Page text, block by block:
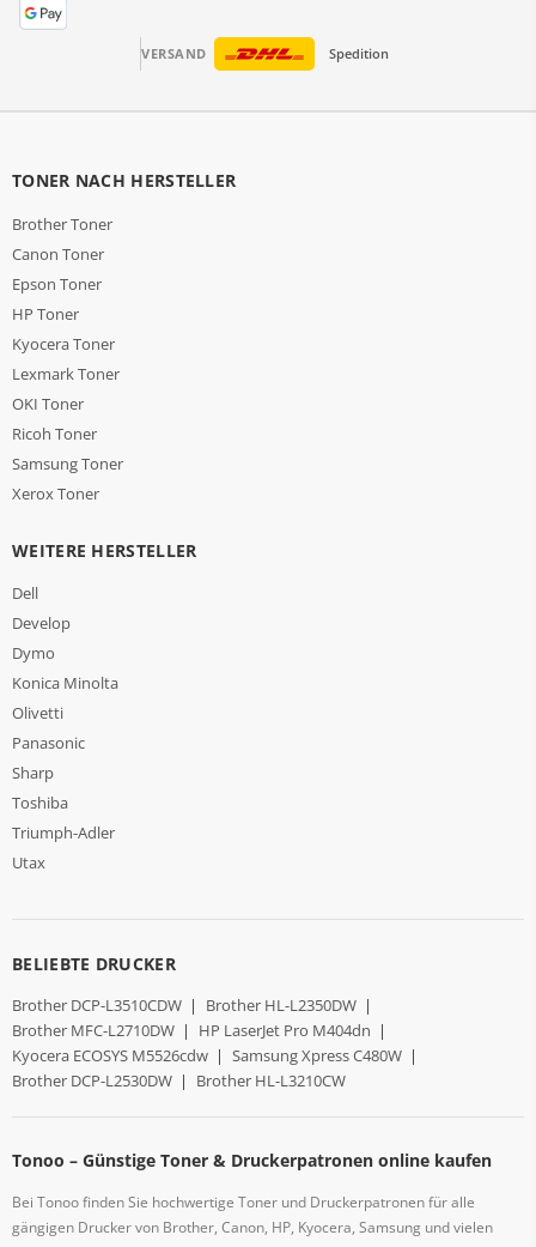
VERSAND Spedition
TONER NACH HERSTELLER
Brother Toner
Canon Toner
Epson Toner
HP Toner
Kyocera Toner
Lexmark Toner
OKI Toner
Ricoh Toner
Samsung Toner
Xerox Toner
WEITERE HERSTELLER
Dell
Develop
Dymo
Konica Minolta
Olivetti
Panasonic
Sharp
Toshiba
Triumph-Adler
Utax
BELIEBTE DRUCKER
Brother DCP-L3510CDW | Brother HL-L2350DW |
Brother MFC-L2710DW | HP LaserJet Pro M404dn |
Kyocera ECOSYS M5526cdw | Samsung Xpress C480W |
Brother DCP-L2530DW | Brother HL-L3210CW
Tonoo – Günstige Toner & Druckerpatronen online kaufen
Bei Tonoo finden Sie hochwertige Toner und Druckerpatronen für alle
gängigen Drucker von Brother, Canon, HP, Kyocera, Samsung und vielen